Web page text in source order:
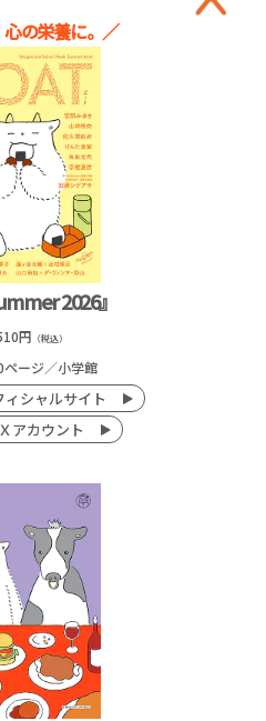
の栄養に。／
2026』
円 （税込）
ページ／小学館
ィシャルサイト
アカウント